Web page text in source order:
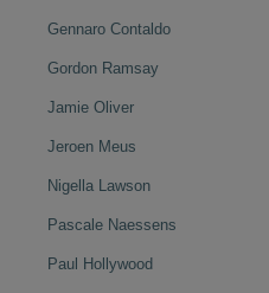
Gennaro Contaldo
Gordon Ramsay
Jamie Oliver
Jeroen Meus
Nigella Lawson
Pascale Naessens
Paul Hollywood